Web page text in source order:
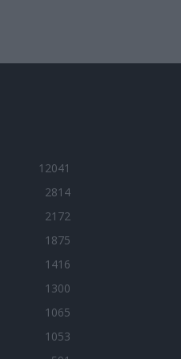
12041
2814
2172
1875
1416
1300
1065
1053